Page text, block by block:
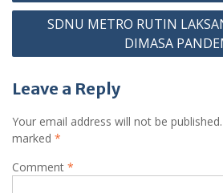
SDNU METRO RUTIN
DIMASA
Leave a Reply
Your email address will not be published.
marked *
Comment *